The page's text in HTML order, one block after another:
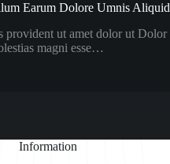
Earum Dolore Umnis Aliquid
provident ut amet dolor ut Dolor
magni esse…
Information